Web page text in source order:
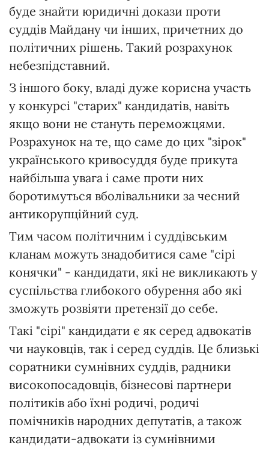
буде знайти юридичні докази проти
суддів Майдану чи інших, причетних до
політичних рішень. Такий розрахунок
небезпідставний.
З іншого боку, владі дуже корисна участь
у конкурсі "старих" кандидатів, навіть
якщо вони не стануть переможцями.
Розрахунок на те, що саме до цих "зірок"
українського кривосуддя буде прикута
найбільша увага і саме проти них
боротимуться вболівальники за чесний
антикорупційний суд.
Тим часом політичним і суддівським
кланам можуть знадобитися саме "сірі
конячки" - кандидати, які не викликають у
суспільства глибокого обурення або які
зможуть розвіяти претензії до себе.
Такі "сірі" кандидати є як серед адвокатів
чи науковців, так і серед суддів. Це близькі
соратники сумнівних суддів, радники
високопосадовців, бізнесові партнери
політиків або їхні родичі, родичі
помічників народних депутатів, а також
кандидати-адвокати із сумнівними